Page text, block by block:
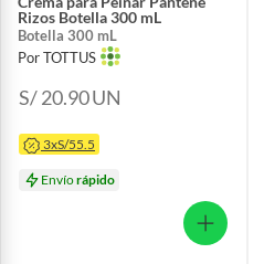
Rizos Botella 300 mL
Botella 300 mL
Por TOTTUS
S/ 20.90UN
3xS/55.5
Envíorápido